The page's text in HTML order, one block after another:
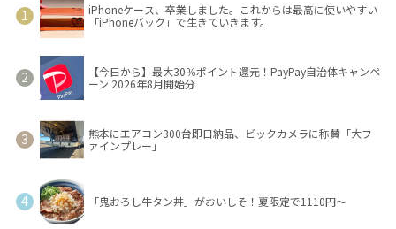
iPhoneケース、卒業しました。これからは最高に使いやすい
「iPhoneバック」で生きていきます。
【今日から】最大30％ポイント還元！PayPay自治体キャンペ
ーン 2026年8月開始分
熊本にエアコン300台即日納品、ビックカメラに称賛「大フ
ァインプレー」
「鬼おろし牛タン丼」がおいしそ！夏限定で1110円～